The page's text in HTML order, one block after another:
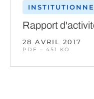
Rapport
28 AVRIL 2017
PDF – 451 KO